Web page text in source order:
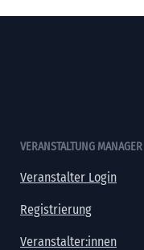
VERANSTALTUNG MANAGER
Veranstalter Login
Registrierung
Veranstalter:innen